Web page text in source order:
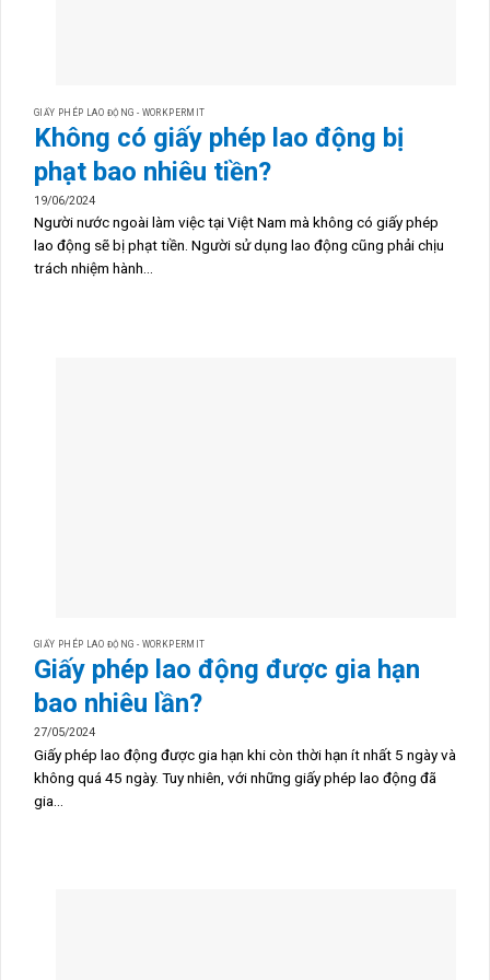
GIẤY PHÉP LAO ĐỘNG - WORKPERMIT
Không có giấy phép lao động bị
phạt bao nhiêu tiền?
19/06/2024
Người nước ngoài làm việc tại Việt Nam mà không có giấy phép
lao động sẽ bị phạt tiền. Người sử dụng lao động cũng phải chịu
trách nhiệm hành...
GIẤY PHÉP LAO ĐỘNG - WORKPERMIT
Giấy phép lao động được gia hạn
bao nhiêu lần?
27/05/2024
Giấy phép lao động được gia hạn khi còn thời hạn ít nhất 5 ngày và
không quá 45 ngày. Tuy nhiên, với những giấy phép lao động đã
gia...